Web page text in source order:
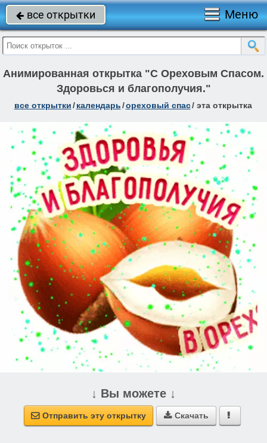
 все открытки Меню
Анимированная открытка "С Ореховым Спасом.
Здоровься и благополучия."
все открытки/ календарь/ореховый спас/ эта открытка
↓ Вы можете ↓
 Отправить эту открытку  Скачать 